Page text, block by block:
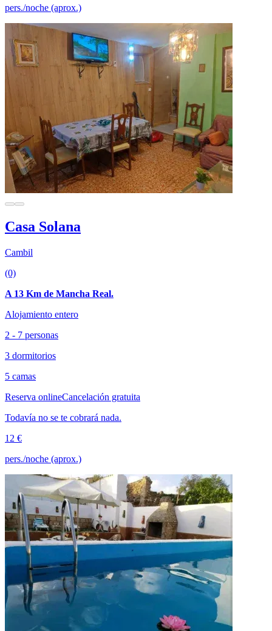
pers./noche (aprox.)
Casa Solana
Cambil
(0)
A 13 Km de Mancha Real.
Alojamiento entero
2 - 7 personas
3 dormitorios
5 camas
Reserva onlineCancelación gratuita
Todavía no se te cobrará nada.
12 €
pers./noche (aprox.)